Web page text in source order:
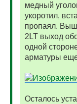
медный
укоротил,
пропаял.
2LT выход
одной
арматуры
Осталось